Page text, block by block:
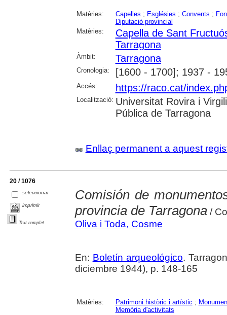
Matèries: Capelles ; Esglésies ; Convents ;
Diputació provincial
Matèries:
Capella de Sant
Tarragona
Àmbit: Tarragona
Cronologia: [1600 - 1700]; 1937 -
Accés: https://raco.cat/
Localització: Universitat Rovira i
Pública de Tarragona
Enllaç permanent a aquest
20 / 1076
seleccionar
imprimir
Text complet
Comisión de
provincia de Tarragona/
Oliva i Toda, Cosme
En: Boletín arqueológico.
diciembre 1944), p. 148-165
Matèries: Patrimoni històric i artístic ;
Memòria d'activitats